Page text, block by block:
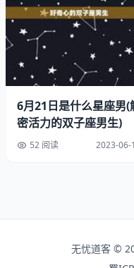
分享自己的经历和想法
系。
2.话题广泛
与人时，他们的话题也
育、政治、文化等各个
和愉快。
的表现，让对方感到舒
6月21日是什么星座男(
密活力的双子座男生)
52 阅读 2023-06-
无忧道客 ©